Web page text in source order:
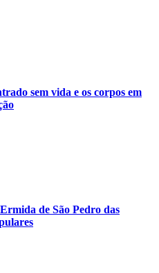
sem vida e os corpos em
de São Pedro das